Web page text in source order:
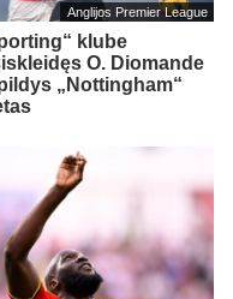
Anglijos Premier League
klube
O. Diomande
„Nottingham“